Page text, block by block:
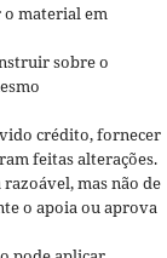
material em
sobre o
crédito, fornecer
feitas alterações.
mas não de
o apoia ou aprova